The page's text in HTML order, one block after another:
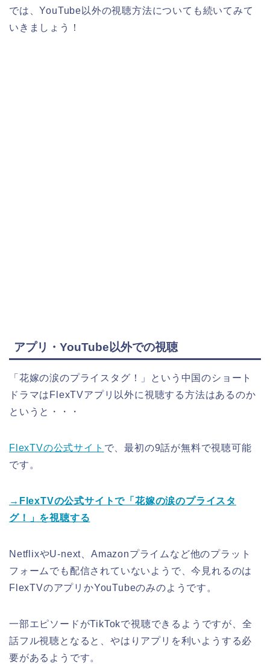
では、YouTube以外の視聴方法についても続いてみて
いきましょう！
アプリ・YouTube以外での視聴
「花嫁の涙のプライスタグ！」
という中国のショート
ドラマはFlexTVアプリ以外に視聴する方法はあるのか
というと・・・
FlexTVの公式サイト で、最初の9話が無料で視聴可能
です。
→ FlexTVの公式サイトで「花嫁の涙のプライスタ
グ！」を視聴する
NetflixやU-next、Amazonプライムなど他のプラット
フォームでも配信されていないようで、今見れるのは
FlexTVのアプリかYouTubeのみのようです。
一部エピソードがTikTokで視聴できるようですが、全
話フル視聴となると、やはりアプリを利いようする必
要があるようです。